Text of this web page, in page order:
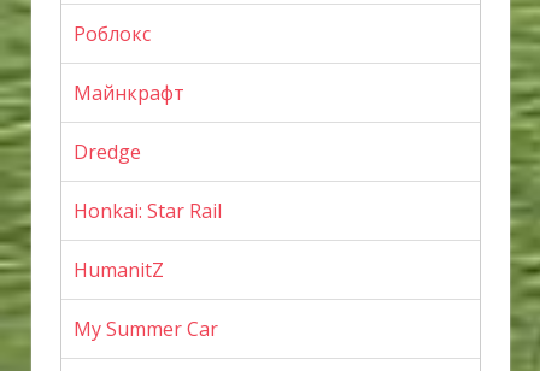
Роблокс
Майнкрафт
Dredge
Honkai: Star Rail
HumanitZ
My Summer Car